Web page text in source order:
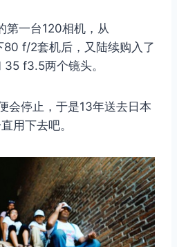
第一台120相机，从
f/2套机后，又陆续购入了
f3.5两个镜头。
会停止，于是13年送去日本
用下去吧。